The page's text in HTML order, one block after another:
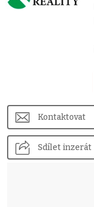
Kontaktovat
Sdílet inzerát